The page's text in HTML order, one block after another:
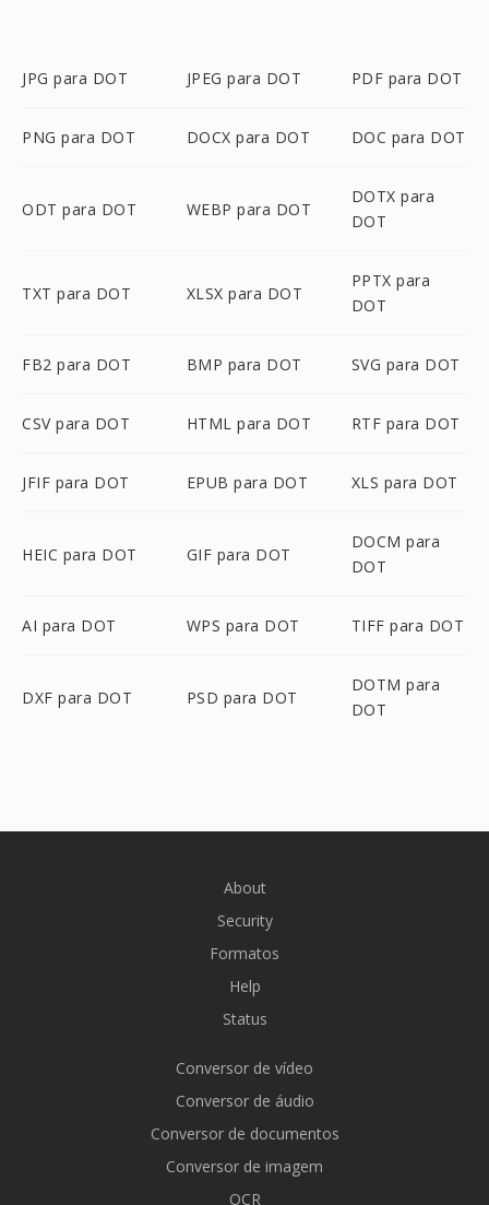
JPG para DOT JPEG para DOT PDF para DOT
PNG para DOT DOCX para DOT DOC para DOT
ODT para DOT WEBP para DOT
DOTX para
DOT
TXT para DOT XLSX para DOT
PPTX para
DOT
FB2 para DOT BMP para DOT SVG para DOT
CSV para DOT HTML para DOT RTF para DOT
JFIF para DOT EPUB para DOT XLS para DOT
HEIC para DOT GIF para DOT
DOCM para
DOT
AI para DOT WPS para DOT TIFF para DOT
DXF para DOT PSD para DOT
DOTM para
DOT
About
Security
Formatos
Help
Status
Conversor de vídeo
Conversor de áudio
Conversor de documentos
Conversor de imagem
OCR